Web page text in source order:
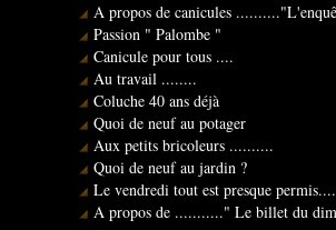
A propos de canicules
Passion " Palombe "
Canicule pour tous ....
Au travail ........
Coluche 40 ans déjà
Quoi de neuf au potager
Aux petits bricoleurs ..........
Quoi de neuf au jardin ?
Le vendredi tout est presque
A propos de ..........." Le billet du